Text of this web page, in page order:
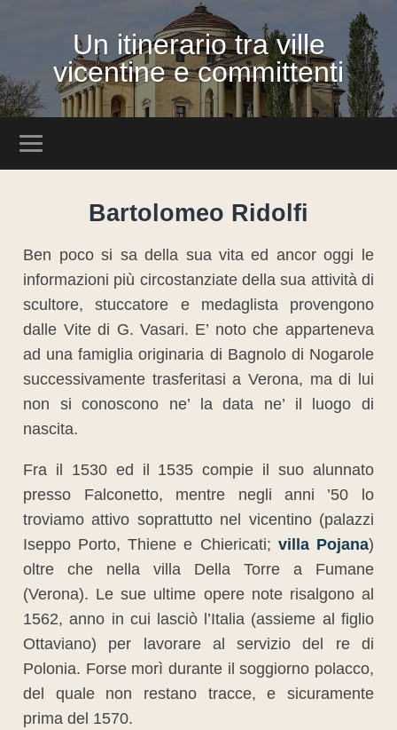
Un itinerario tra ville
vicentine e committenti
Bartolomeo Ridolfi
Ben poco si sa della sua vita ed ancor oggi le
informazioni più circostanziate della sua attività di
scultore, stuccatore e medaglista provengono
dalle Vite di G. Vasari. E’ noto che apparteneva
ad una famiglia originaria di Bagnolo di Nogarole
successivamente trasferitasi a Verona, ma di lui
non si conoscono ne’ la data ne’ il luogo di
nascita.
Fra il 1530 ed il 1535 compie il suo alunnato
presso Falconetto, mentre negli anni ’50 lo
troviamo attivo soprattutto nel vicentino (palazzi
Iseppo Porto, Thiene e Chiericati; villa Pojana)
oltre che nella villa Della Torre a Fumane
(Verona). Le sue ultime opere note risalgono al
1562, anno in cui lasciò l’Italia (assieme al figlio
Ottaviano) per lavorare al servizio del re di
Polonia. Forse morì durante il soggiorno polacco,
del quale non restano tracce, e sicuramente
prima del 1570.